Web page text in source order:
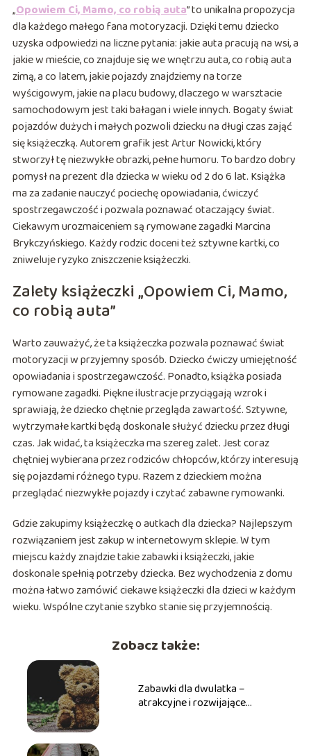
„Opowiem Ci, Mamo, co robią auta” to unikalna propozycja
dla każdego małego fana motoryzacji. Dzięki temu dziecko
uzyska odpowiedzi na liczne pytania: jakie auta pracują na wsi, a
jakie w mieście, co znajduje się we wnętrzu auta, co robią auta
zimą, a co latem, jakie pojazdy znajdziemy na torze
wyścigowym, jakie na placu budowy, dlaczego w warsztacie
samochodowym jest taki bałagan i wiele innych. Bogaty świat
pojazdów dużych i małych pozwoli dziecku na długi czas zająć
się książeczką. Autorem grafik jest Artur Nowicki, który
stworzył tę niezwykłe obrazki, pełne humoru. To bardzo dobry
pomysł na prezent dla dziecka w wieku od 2 do 6 lat. Książka
ma za zadanie nauczyć pociechę opowiadania, ćwiczyć
spostrzegawczość i pozwala poznawać otaczający świat.
Ciekawym urozmaiceniem są rymowane zagadki Marcina
Brykczyńskiego. Każdy rodzic doceni też sztywne kartki, co
zniweluje ryzyko zniszczenie książeczki.
Zalety książeczki „Opowiem Ci, Mamo,
co robią auta”
Warto zauważyć, że ta książeczka pozwala poznawać świat
motoryzacji w przyjemny sposób. Dziecko ćwiczy umiejętność
opowiadania i spostrzegawczość. Ponadto, książka posiada
rymowane zagadki. Piękne ilustracje przyciągają wzrok i
sprawiają, że dziecko chętnie przegląda zawartość. Sztywne,
wytrzymałe kartki będą doskonale służyć dziecku przez długi
czas. Jak widać, ta książeczka ma szereg zalet. Jest coraz
chętniej wybierana przez rodziców chłopców, którzy interesują
się pojazdami różnego typu. Razem z dzieckiem można
przeglądać niezwykłe pojazdy i czytać zabawne rymowanki.
Gdzie zakupimy książeczkę o autkach dla dziecka? Najlepszym
rozwiązaniem jest zakup w internetowym sklepie. W tym
miejscu każdy znajdzie takie zabawki i książeczki, jakie
doskonale spełnią potrzeby dziecka. Bez wychodzenia z domu
można łatwo zamówić ciekawe książeczki dla dzieci w każdym
wieku. Wspólne czytanie szybko stanie się przyjemnością.
Zobacz także:
Zabawki dla dwulatka –
atrakcyjne i rozwijające